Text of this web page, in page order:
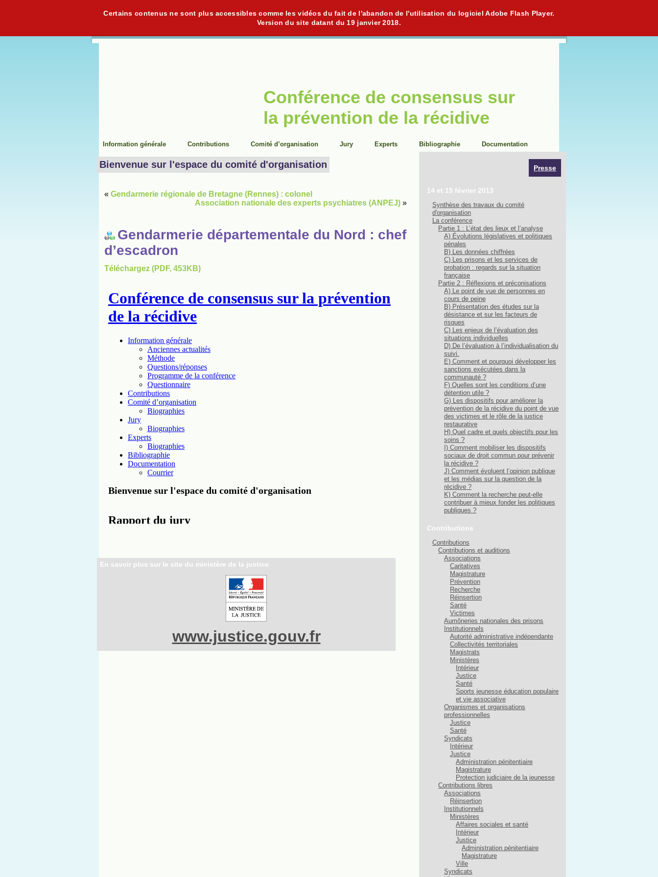
Certains contenus ne sont plus accessibles comme les vidéos du fait de l'abandon de l'utilisation du logiciel Adobe Flash Player.
Version du site datant du 19 janvier 2018.
Conférence de consensus sur
la prévention de la récidive
Information générale Contributions Comité d’organisation Jury Experts Bibliographie Documentation
Bienvenue sur l'espace du comité d'organisation
« Gendarmerie régionale de Bretagne (Rennes) : colonel
Association nationale des experts psychiatres (ANPEJ) »
Gendarmerie départementale du Nord : chef
d’escadron
Téléchargez (PDF, 453KB)
En savoir plus sur le site du ministère de la justice
www.justice.gouv.fr
Presse
14 et 15 février 2013
Synthèse des travaux du comité
d'organisation
La conférence
Partie 1 : L’état des lieux et l’analyse
A) Évolutions législatives et politiques
pénales
B) Les données chiffrées
C) Les prisons et les services de
probation : regards sur la situation
française
Partie 2 : Réflexions et préconisations
A) Le point de vue de personnes en
cours de peine
B) Présentation des études sur la
désistance et sur les facteurs de
risques
C) Les enjeux de l’évaluation des
situations individuelles
D) De l’évaluation à l’individualisation du
suivi.
E) Comment et pourquoi développer les
sanctions exécutées dans la
communauté ?
F) Quelles sont les conditions d’une
détention utile ?
G) Les dispositifs pour améliorer la
prévention de la récidive du point de vue
des victimes et le rôle de la justice
restaurative
H) Quel cadre et quels objectifs pour les
soins ?
I) Comment mobiliser les dispositifs
sociaux de droit commun pour prévenir
la récidive ?
J) Comment évoluent l’opinion publique
et les médias sur la question de la
récidive ?
K) Comment la recherche peut-elle
contribuer à mieux fonder les politiques
publiques ?
Contributions
Contributions
Contributions et auditions
Associations
Caritatives
Magistrature
Prévention
Recherche
Réinsertion
Santé
Victimes
Aumôneries nationales des prisons
Institutionnels
Autorité administrative indépendante
Collectivités territoriales
Magistrats
Ministères
Intérieur
Justice
Santé
Sports jeunesse éducation populaire
et vie associative
Organismes et organisations
professionnelles
Justice
Santé
Syndicats
Intérieur
Justice
Administration pénitentiaire
Magistrature
Protection judiciaire de la jeunesse
Contributions libres
Associations
Réinsertion
Institutionnels
Ministères
Affaires sociales et santé
Intérieur
Justice
Administration pénitentiaire
Magistrature
Ville
Syndicats